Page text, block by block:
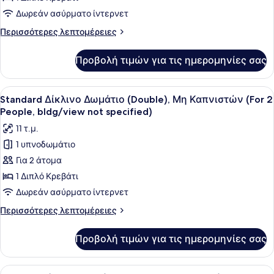
Καπνιστών
(Main
bldg,
person,17F
or
higher)
Δωρεάν ασύρματο ίντερνετ
Περισσότερες λεπτομέρειες
Περισσότερες
Δωμάτιο,
Μη
Καπνιστών
(Main
bldg,
for
person,17F
or
higher)
Προβολή τιμών για τις ημερομηνίες σας
Προβολή
όλων
των
φωτογραφιών
για
Standard
Δίκλινο
Δωμάτιο
(Double),
Μη
(For
Ένα δωμάτιο ξενοδοχείου με ένα
38
Standard Δίκλινο Δωμάτιο (Double), Μη Καπνιστών (For 2
People, bldg/view not specified)
11 τ.μ.
1 υπνοδωμάτιο
Για 2 άτομα
1 Διπλό Κρεβάτι
Δωρεάν ασύρματο ίντερνετ
Περισσότερες λεπτομέρειες
Περισσότερες
Δίκλινο
Δωμάτιο
Προβολή τιμών για τις ημερομηνίες σας
Ένα δωμάτιο ξενοδοχείου με δύο